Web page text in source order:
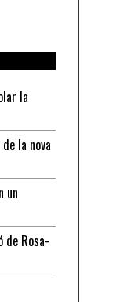
la
la nova
un
de Rosa-